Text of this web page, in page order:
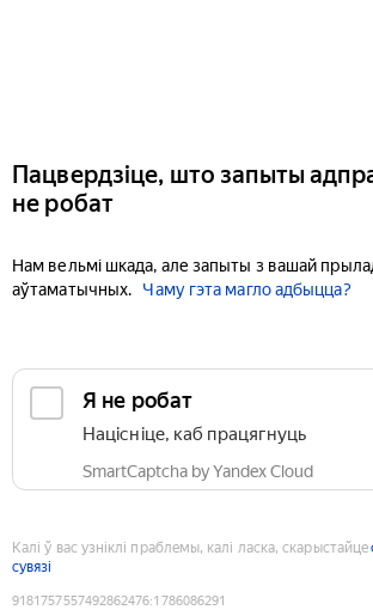
Пацвердзіце, што запыты
не робат
Нам вельмі шкада, але запыты з вашай
аўтаматычных.
Чаму гэта магло адбыцца?
Я не робат
Націсніце, каб працягнуць
SmartCaptcha by Yandex Cloud
Калі ў вас узніклі праблемы, калі ласка, скарыстайце
сувязі
9181757557492862476:1786086291